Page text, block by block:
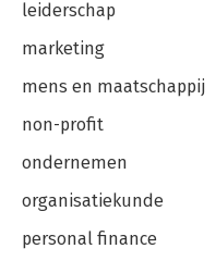
leiderschap
marketing
mens en maatschappij
non-profit
ondernemen
organisatiekunde
personal finance